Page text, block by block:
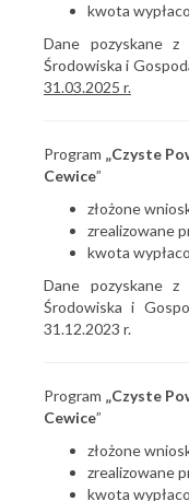
kwota
Dane pozyskane z
Środowiska i
31.03.2025 r.
Program „Czyste
Cewice”
złożone
zrealizowane
kwota
Dane pozyskane z
Środowiska i
31.12.2023 r.
Program „Czyste
Cewice”
złożone
zrealizowane
kwota